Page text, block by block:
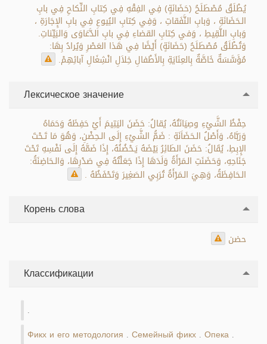
يُطْلَقُ مُصْطَلَحُ (حَضَانَةٍ) فِي الفِقْهِ فِي كِتابِ النِّكاحِ فِي بابِ
الـحَضَانَةِ ، وَبابِ النَّفَقاتِ ، وَفِي كِتابِ البُيوعِ فِي بابِ الإِجَارَةِ ،
وَبابِ اللَّقِيطِ ، وَفي كِتابِ القضاءِ فِي بابِ الدَّعَاوَى وَالبَيِّناتِ.
وَتُطْلَقُ مُصْطَلَحُ (حَضَانَةٍ) أَيْضًا فِي هَذا العَصْرِ وَيُرادُ بِهَا:
مُؤَسَّسَةٌ خَاصَّةٌ بِالعِنَايَةِ بِالأَطْفالِ خِلاَلِ انْشِغَالِ آبائِهِمْ.
Лексическое значение
حِفْظُ الشَّيْءِ وصِيَانَتُهُ، يُقالُ: حَضَنَ اليَتِيمَ أَيْ حَفِظَهُ وَحَمَاهُ
وَرَبَّاهُ، وَأَصْلُ الـحَضَاَنَةِ : ضَمُّ الشَّيْءِ إِلَى الـحِضْنِ، وَهُوَ مَا تَـحْتَ
الإِبِطِ، يُقَالُ: حَضَنَ الطَائِرُ بَيْضَهُ يَـحْضُنُهُ، إِذَا ضَمَّهُ إِلَى نَفْسِهِ تَحْتَ
جَنَاحِهِ، وَحَضَنَتِ الـمَرْأَةُ وَلَدَهَا إِذَا جَعَلْتُهُ فِي صَدْرِهَا، وَالـحَاضِنَةُ:
الـحَافِظَةُ، وَهِيَ الـمَرْأَةُ تُرَبِي الصَغِيرَ وَتَحْفَظُهُ .
Корень слова
حضن
Классификации
Фикх и его методология Семейный фикх Опека